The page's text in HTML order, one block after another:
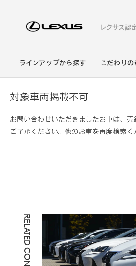
レクサス認
ラインアップから探す こだわり
対象車両掲載不可
お問い合わせいただきましたお車は、
ご了承ください。他のお車を再度検索く